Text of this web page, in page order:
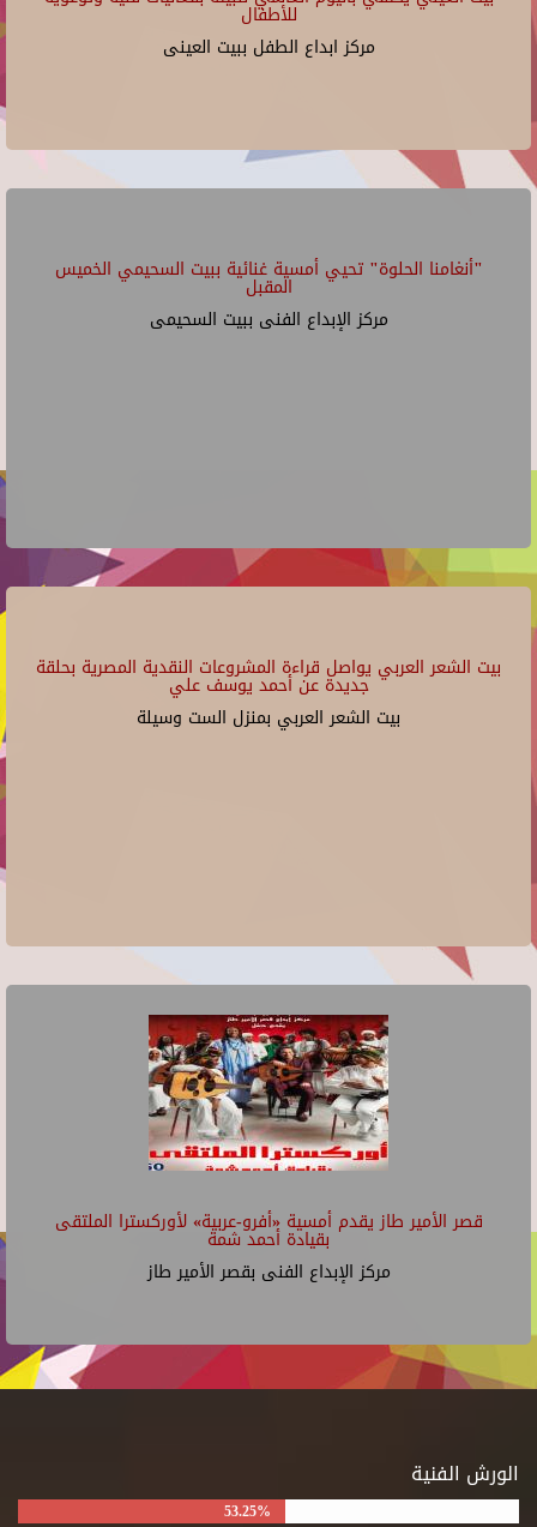
للأطفال
مركز ابداع الطفل ببيت العينى
"أنغامنا الحلوة" تحيي أمسية غنائية ببيت السحيمي الخميس
المقبل
مركز الإبداع الفنى ببيت السحيمى
بيت الشعر العربي يواصل قراءة المشروعات النقدية المصرية بحلقة
جديدة عن أحمد يوسف علي
بيت الشعر العربي بمنزل الست وسيلة
قصر الأمير طاز يقدم أمسية «أفرو-عربية» لأوركسترا الملتقى
بقيادة أحمد شمة
مركز الإبداع الفنى بقصر الأمير طاز
الورش الفنية
53.25%